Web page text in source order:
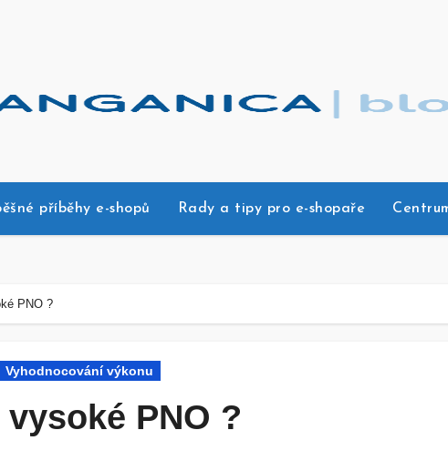
příběhy e-shopů Rady a tipy pro e-shopaře
PNO ?
Vyhodnocování výkonu
PNO ?